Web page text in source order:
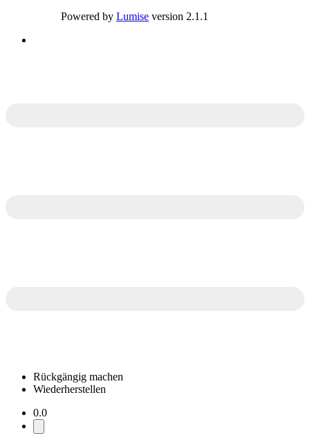
Powered by Lumise version 2.1.1
Rückgängig machen
Wiederherstellen
0.0